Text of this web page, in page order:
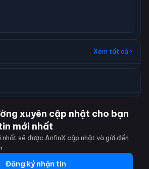
Xem tất cả ›
xuyên cập nhật cho bạn
mới nhất
nhất sẽ được AnfinX cập nhật và gửi đến
Đăng ký nhận tin